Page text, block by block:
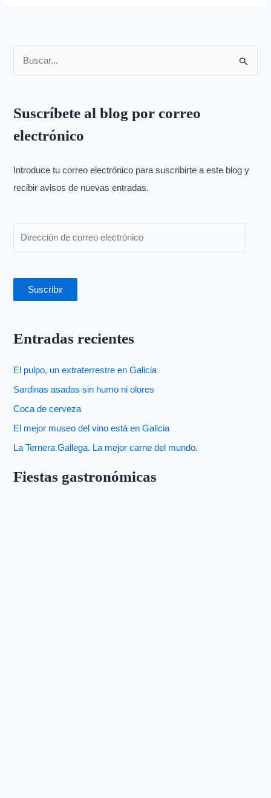
c
a
p
o
Suscríbete al blog por correo
electrónico
Introduce tu correo electrónico para suscribirte a este blog y
recibir avisos de nuevas entradas.
Suscribir
Entradas recientes
El pulpo, un extraterrestre en Galicia
Sardinas asadas sin humo ni olores
Coca de cerveza
El mejor museo del vino está en Galicia
La Ternera Gallega. La mejor carne del mundo.
Fiestas gastronómicas